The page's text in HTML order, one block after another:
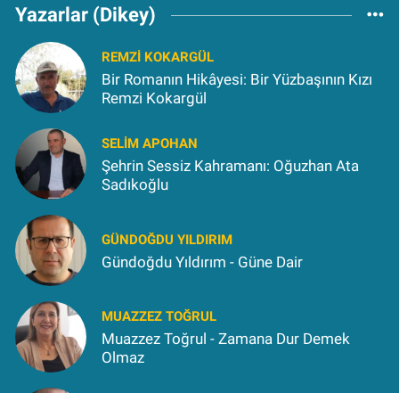
Yazarlar (Dikey)
REMZI KOKARGÜL
Bir Romanın Hikâyesi: Bir Yüzbaşının Kızı
Remzi Kokargül
SELIM APOHAN
Şehrin Sessiz Kahramanı: Oğuzhan Ata
Sadıkoğlu
GÜNDOĞDU YILDIRIM
Gündoğdu Yıldırım - Güne Dair
MUAZZEZ TOĞRUL
Muazzez Toğrul - Zamana Dur Demek
Olmaz